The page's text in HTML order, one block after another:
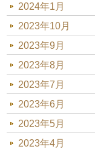
2024年1月
2023年10月
2023年9月
2023年8月
2023年7月
2023年6月
2023年5月
2023年4月